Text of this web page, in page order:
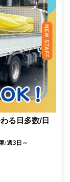
る日多数/日
♪週3日～